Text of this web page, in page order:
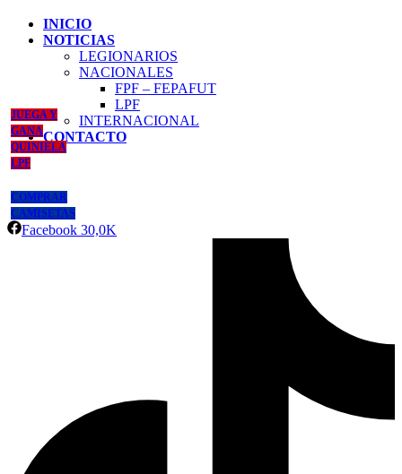
INICIO
NOTICIAS
LEGIONARIOS
NACIONALES
FPF – FEPAFUT
LPF
INTERNACIONAL
CONTACTO
JUEGA Y
GANA
QUINIELA
LPF
COMPRAR
CAMISETAS
Facebook 30,0K